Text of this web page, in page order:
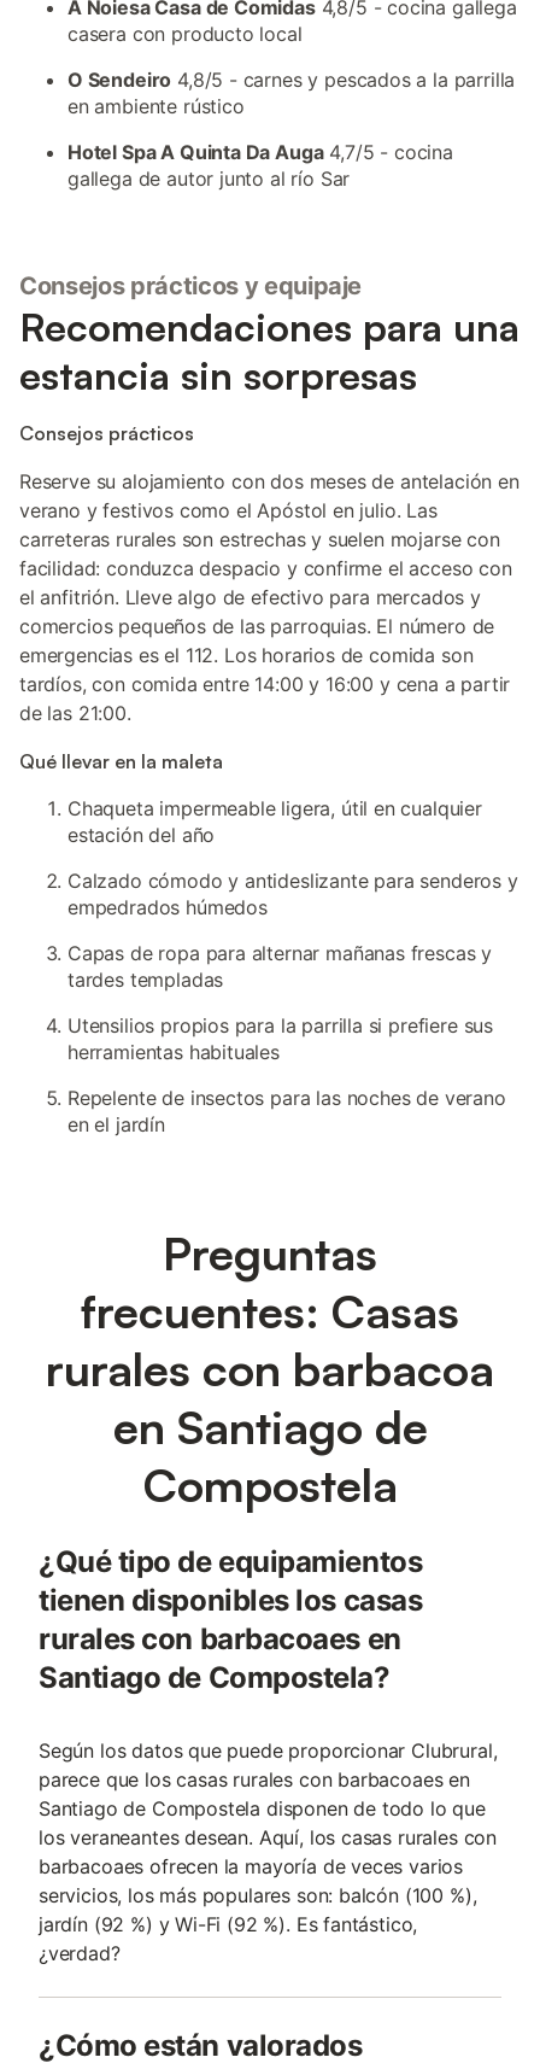
A Noiesa Casa de Comidas4,8/5 - cocina gallega
casera con producto local
O Sendeiro 4,8/5 - carnes y pescados a la parrilla
en ambiente rústico
Hotel Spa A Quinta Da Auga4,7/5 - cocina
gallega de autor junto al río Sar
Consejos prácticos y equipaje
Recomendaciones para una
estancia sin sorpresas
Consejos prácticos
Reserve su alojamiento con dos meses de antelación en
verano y festivos como el Apóstol en julio. Las
carreteras rurales son estrechas y suelen mojarse con
facilidad: conduzca despacio y confirme el acceso con
el anfitrión. Lleve algo de efectivo para mercados y
comercios pequeños de las parroquias. El número de
emergencias es el 112. Los horarios de comida son
tardíos, con comida entre 14:00 y 16:00 y cena a partir
de las 21:00.
Qué llevar en la maleta
Chaqueta impermeable ligera, útil en cualquier
estación del año
Calzado cómodo y antideslizante para senderos y
empedrados húmedos
Capas de ropa para alternar mañanas frescas y
tardes templadas
Utensilios propios para la parrilla si prefiere sus
herramientas habituales
Repelente de insectos para las noches de verano
en el jardín
Preguntas
frecuentes: Casas
rurales con barbacoa
en Santiago de
Compostela
¿Qué tipo de equipamientos
tienen disponibles los casas
rurales con barbacoaes en
Santiago de Compostela?
Según los datos que puede proporcionar Clubrural,
parece que los casas rurales con barbacoaes en
Santiago de Compostela disponen de todo lo que
los veraneantes desean. Aquí, los casas rurales con
barbacoaes ofrecen la mayoría de veces varios
servicios, los más populares son: balcón (100 %),
jardín (92 %) y Wi-Fi (92 %). Es fantástico,
¿verdad?
¿Cómo están valorados